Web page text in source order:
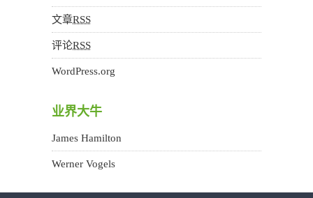
文章RSS
评论RSS
WordPress.org
业界大牛
James Hamilton
Werner Vogels